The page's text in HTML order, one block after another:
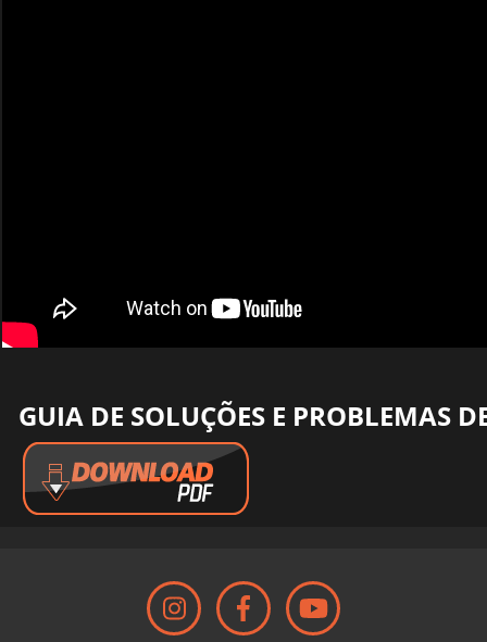
GUIA DE SOLUÇÕES E PROBLEMAS